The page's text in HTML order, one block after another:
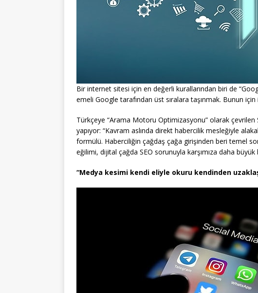
Bir internet sitesi için en değerli kurallarından biri de
emeli Google tarafından üst sıralara taşınmak. Bunun için
Türkçeye “Arama Motoru Optimizasyonu” olarak
yapıyor: “Kavram aslında direkt habercilik mesleğiyle
formülü. Haberciliğin çağdaş çağa girişinden beri temel
eğilimi, dijital çağda SEO sorunuyla karşımıza daha büyük
“Medya kesimi kendi eliyle okuru kendinden